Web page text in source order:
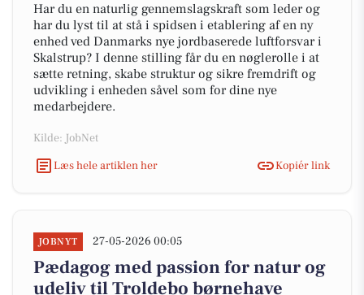
Har du en naturlig gennemslagskraft som leder og
har du lyst til at stå i spidsen i etablering af en ny
enhed ved Danmarks nye jordbaserede luftforsvar i
Skalstrup? I denne stilling får du en nøglerolle i at
sætte retning, skabe struktur og sikre fremdrift og
udvikling i enheden såvel som for dine nye
medarbejdere.
Kilde: JobNet
Læs hele artiklen her
Kopiér link
JOBNYT 27-05-2026 00:05
Pædagog med passion for natur og
udeliv til Troldebo børnehave